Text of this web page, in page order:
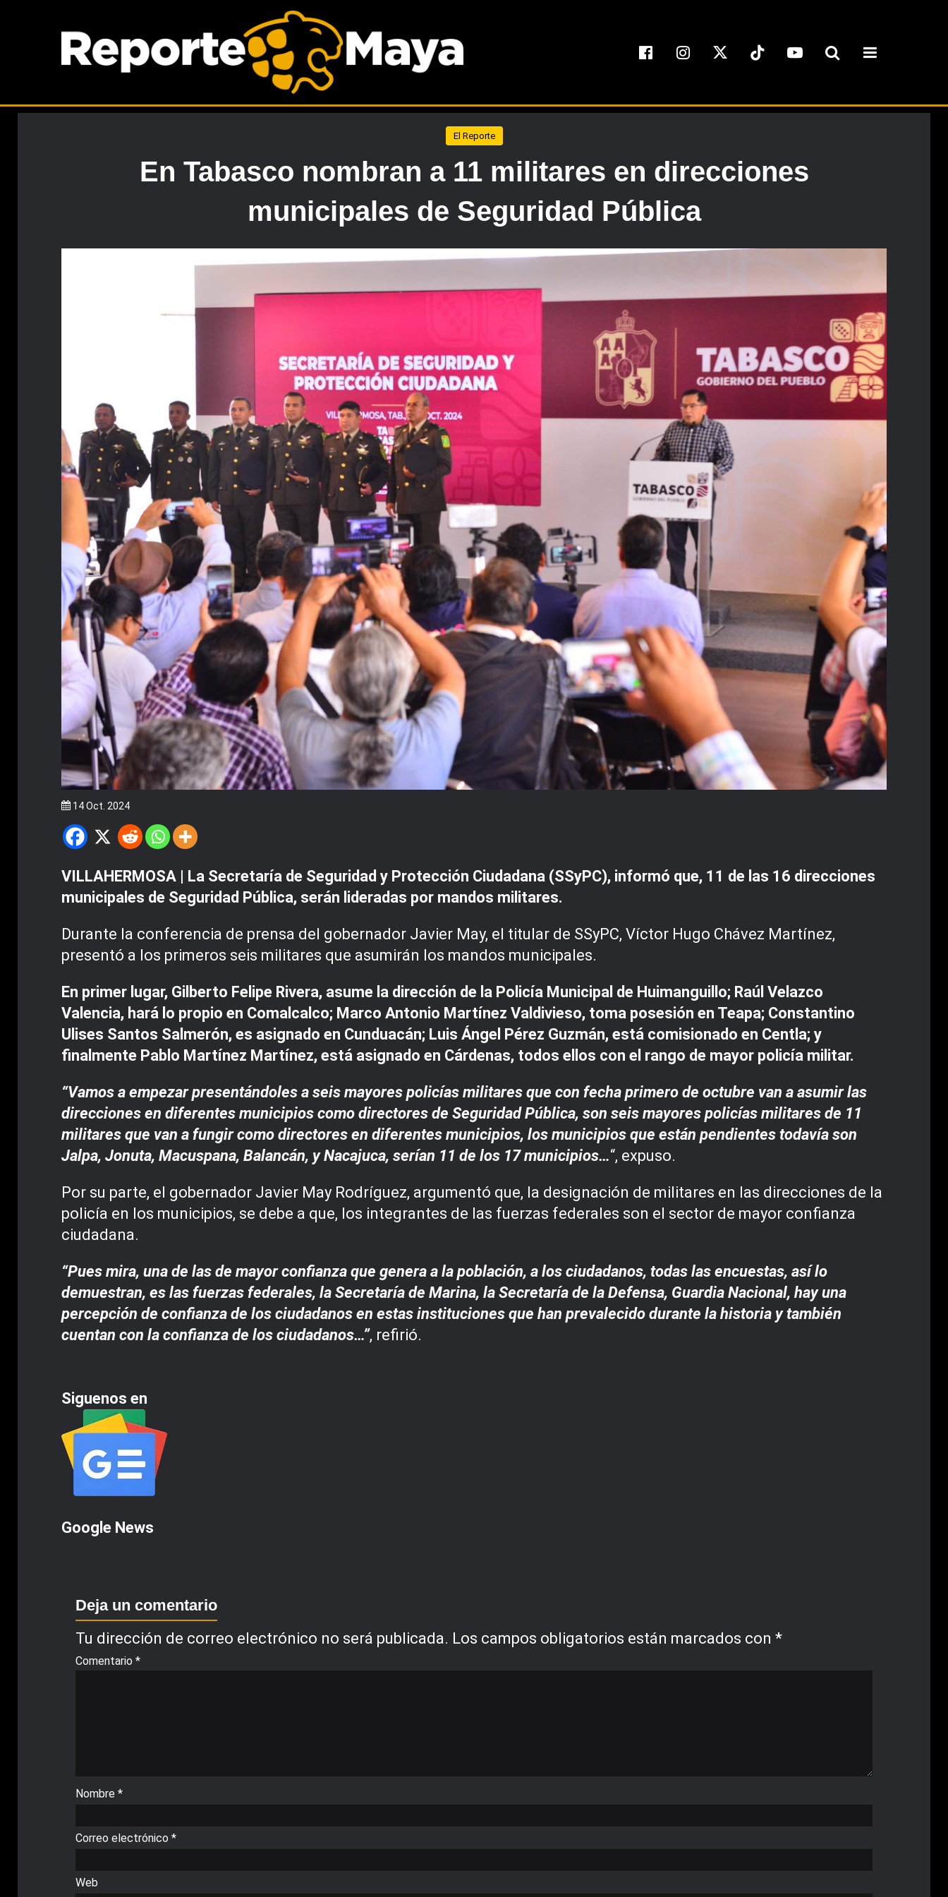
El Reporte
En Tabasco nombran a 11 militares en direcciones
municipales de Seguridad Pública
14 Oct. 2024
VILLAHERMOSA | La Secretaría de Seguridad y Protección Ciudadana (SSyPC), informó que, 11 de las 16 direcciones
municipales de Seguridad Pública, serán lideradas por mandos militares.
Durante la conferencia de prensa del gobernador Javier May, el titular de SSyPC, Víctor Hugo Chávez Martínez,
presentó a los primeros seis militares que asumirán los mandos municipales.
En primer lugar, Gilberto Felipe Rivera, asume la dirección de la Policía Municipal de Huimanguillo; Raúl Velazco
Valencia, hará lo propio en Comalcalco; Marco Antonio Martínez Valdivieso, toma posesión en Teapa; Constantino
Ulises Santos Salmerón, es asignado en Cunduacán; Luis Ángel Pérez Guzmán, está comisionado en Centla; y
finalmente Pablo Martínez Martínez, está asignado en Cárdenas, todos ellos con el rango de mayor policía militar.
“Vamos a empezar presentándoles a seis mayores policías militares que con fecha primero de octubre van a asumir las
direcciones en diferentes municipios como directores de Seguridad Pública, son seis mayores policías militares de 11
militares que van a fungir como directores en diferentes municipios, los municipios que están pendientes todavía son
Jalpa, Jonuta, Macuspana, Balancán, y Nacajuca, serían 11 de los 17 municipios…“, expuso.
Por su parte, el gobernador Javier May Rodríguez, argumentó que, la designación de militares en las direcciones de la
policía en los municipios, se debe a que, los integrantes de las fuerzas federales son el sector de mayor confianza
ciudadana.
“Pues mira, una de las de mayor confianza que genera a la población, a los ciudadanos, todas las encuestas, así lo
demuestran, es las fuerzas federales, la Secretaría de Marina, la Secretaría de la Defensa, Guardia Nacional, hay una
percepción de confianza de los ciudadanos en estas instituciones que han prevalecido durante la historia y también
cuentan con la confianza de los ciudadanos…”, refirió.
Siguenos en
Google News
Deja un comentario
Tu dirección de correo electrónico no será publicada. Los campos obligatorios están marcados con *
Comentario *
Nombre *
Correo electrónico *
Web